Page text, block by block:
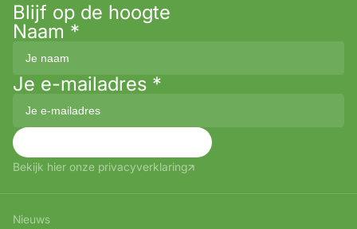
Blijf op de hoogte
Naam *
Je e-mailadres *
Bekijk hier onze privacyverklaring
Nieuws